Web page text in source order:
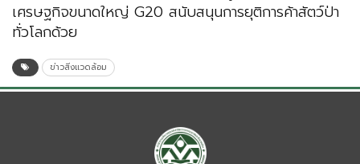
เศรษฐกิจขนาดใหญ่ G20 สนับสนุนการยุติการค้าสัตว์ป่า
ทั่วโลกด้วย
ข่าวสิ่งแวดล้อม